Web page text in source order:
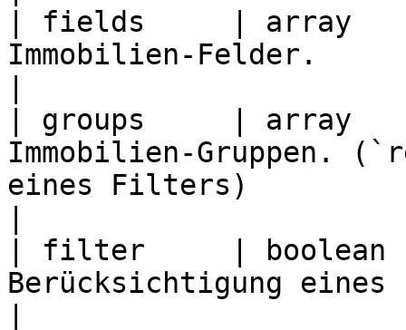
| fields     | array   |
Immobilien-Felder.
| groups     | array   |
Immobilien-Gruppen.
eines Filters)
| filter     | boolean |
Berücksichtigung